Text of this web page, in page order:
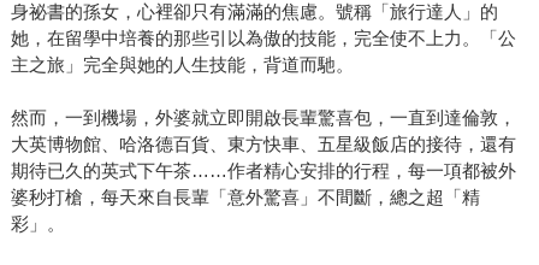
身祕書的孫女，心裡卻只有滿滿的焦慮。號稱「旅行達人」的
她，在留學中培養的那些引以為傲的技能，完全使不上力。「公
主之旅」完全與她的人生技能，背道而馳。
然而，一到機場，外婆就立即開啟長輩驚喜包，一直到達倫敦，
大英博物館、哈洛德百貨、東方快車、五星級飯店的接待，還有
期待已久的英式下午茶……作者精心安排的行程，每一項都被外
婆秒打槍，每天來自長輩「意外驚喜」不間斷，總之超「精
彩」。